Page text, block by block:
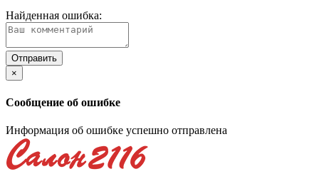
Найденная ошибка:
×
Сообщение об ошибке
Информация об ошибке успешно отправлена